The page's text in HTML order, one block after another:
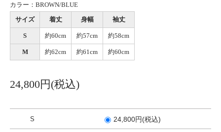
カラー：BROWN/BLUE
サイズ
着丈 身幅 袖丈
S 約60cm 約57cm 約58cm
M 約62cm 約61cm 約60cm
24,800円(税込)
S 24,800円(税込)